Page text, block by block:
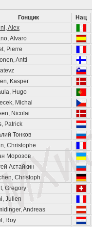
Гонщик Нац
Alex
Alvaro
Pierre
Antti
Kasper
Hugo
Michal
Nicolai
Patrick
Тонков
Christophe
Морозов
Астайкин
Christoph
Gregory
Julien
Andreas
Roy